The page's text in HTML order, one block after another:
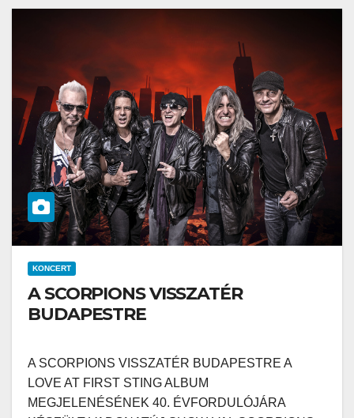
KONCERT
A SCORPIONS VISSZATÉR
BUDAPESTRE
A SCORPIONS VISSZATÉR BUDAPESTRE A
LOVE AT FIRST STING ALBUM
MEGJELENÉSÉNEK 40. ÉVFORDULÓJÁRA